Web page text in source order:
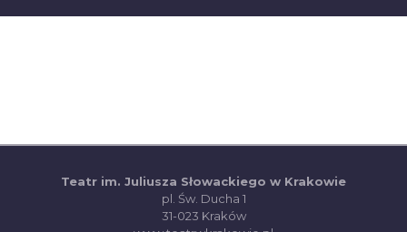
Teatr im. Juliusza Słowackiego w Krakowie
pl. Św. Ducha 1
31-023 Kraków